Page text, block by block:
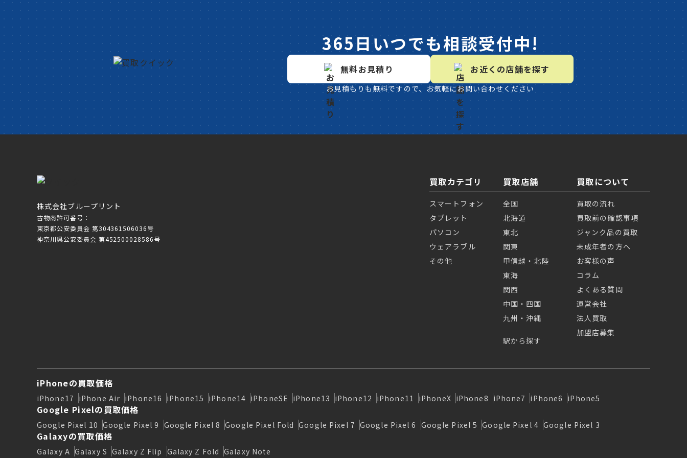
365日いつでも相談受付中!
無料お見積り お近くの店舗を探す
お見積もりも無料ですので、お気軽にお問い合わせください
株式会社ブループリント
古物商許可番号：
東京都公安委員会 第304361506036号
神奈川県公安委員会 第452500028586号
買取カテゴリ
スマートフォン
タブレット
パソコン
ウェアラブル
その他
買取店舗
全国
北海道
東北
関東
甲信越・北陸
東海
関西
中国・四国
九州・沖縄
駅から探す
買取について
買取の流れ
買取前の確認事項
ジャンク品の買取
未成年者の方へ
お客様の声
コラム
よくある質問
運営会社
法人買取
加盟店募集
iPhoneの買取価格
iPhone17 iPhone Air iPhone16 iPhone15 iPhone14 iPhoneSE iPhone13 iPhone12 iPhone11 iPhoneX iPhone8 iPhone7 iPhone6 iPhone5
Google Pixelの買取価格
Google Pixel 10 Google Pixel 9 Google Pixel 8 Google Pixel Fold Google Pixel 7 Google Pixel 6 Google Pixel 5 Google Pixel 4 Google Pixel 3
Galaxyの買取価格
Galaxy A Galaxy S Galaxy Z Flip Galaxy Z Fold Galaxy Note